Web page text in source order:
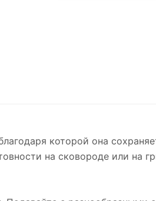
которой она
на сковороде или на